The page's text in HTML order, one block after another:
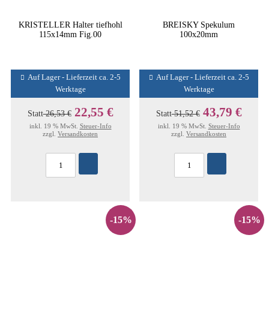
KRISTELLER Halter tiefhohl
115x14mm Fig.00
Auf Lager - Lieferzeit ca. 2-5
Werktage
Statt26,53 € 22,55 €
inkl. 19 % MwSt. Steuer-Info
zzgl. Versandkosten
BREISKY Spekulum
100x20mm
Auf Lager - Lieferzeit ca. 2-5
Werktage
Statt51,52 € 43,79 €
inkl. 19 % MwSt. Steuer-Info
zzgl. Versandkosten
-15% -15%